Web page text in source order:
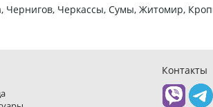
Чернигов, Черкассы, Сумы, Житомир,
Контакты